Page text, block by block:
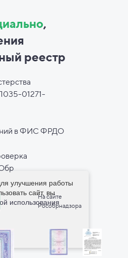
,
реестр
На сайте
Рособрнадзора
01271-
в ФИС ФРДО
улучшения работы
сайт, вы
использования